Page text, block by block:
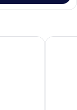
Vina de